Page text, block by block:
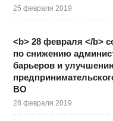
25 февраля 2019
<b> 28 февраля </b>
по снижению
барьеров и
ВО
28 февраля 2019